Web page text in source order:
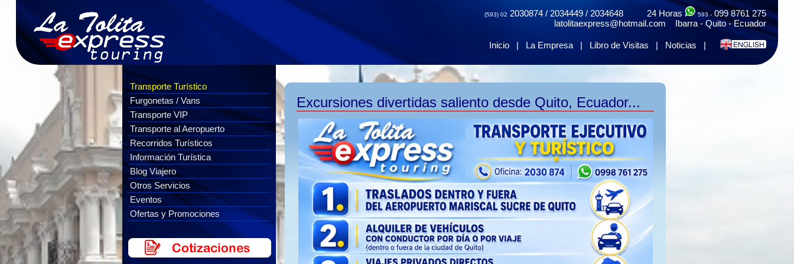
(593) 02 2030874 / 2034449 / 2034648 24 Horas 593 -099 8761 275
latolitaexpress@hotmail.com Ibarra - Quito - Ecuador
Inicio | La Empresa | Libro de Visitas | Noticias |
Excursiones divertidas saliento desde Quito, Ecuador...
Transporte Turístico
Furgonetas / Vans
Transporte VIP
Transporte al Aeropuerto
Recorridos Turísticos
Información Turística
Blog Viajero
Otros Servicios
Eventos
Ofertas y Promociones